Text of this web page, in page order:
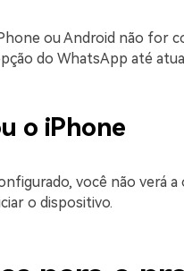
ou Android não for
do WhatsApp até
o iPhone
você não verá
o dispositivo.